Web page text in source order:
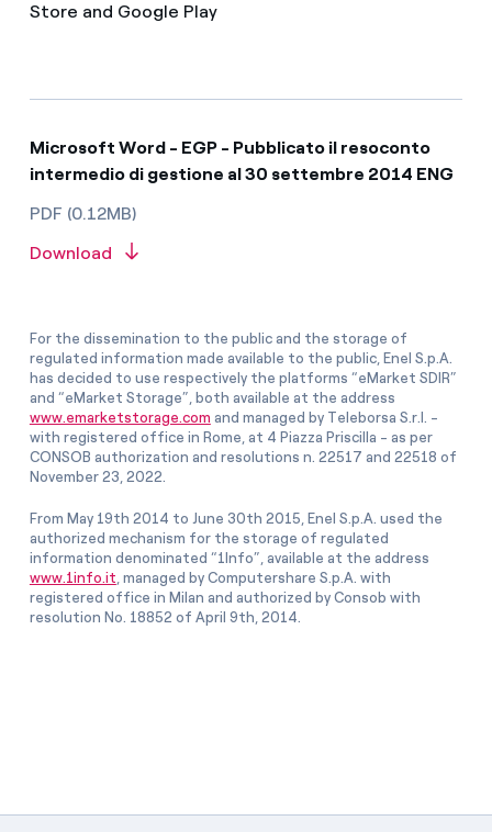
Store and Google Play
Microsoft Word - EGP - Pubblicato il resoconto
intermedio di gestione al 30 settembre 2014 ENG
PDF (0.12MB)
Download
For the dissemination to the public and the storage of
regulated information made available to the public, Enel S.p.A.
has decided to use respectively the platforms “eMarket SDIR”
and “eMarket Storage”, both available at the address
www.emarketstorage.com and managed by Teleborsa S.r.l. -
with registered office in Rome, at 4 Piazza Priscilla - as per
CONSOB authorization and resolutions n. 22517 and 22518 of
November 23, 2022.
From May 19th 2014 to June 30th 2015, Enel S.p.A. used the
authorized mechanism for the storage of regulated
information denominated “1Info”, available at the address
www.1info.it, managed by Computershare S.p.A. with
registered office in Milan and authorized by Consob with
resolution No. 18852 of April 9th, 2014.